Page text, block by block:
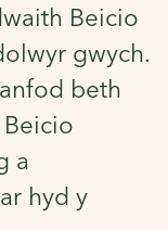
Beicio
gwych.
beth
a
hyd y